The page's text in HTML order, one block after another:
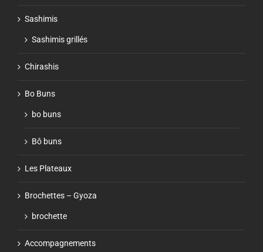
Sashimis
Sashimis grillés
Chirashis
Bo Buns
bo buns
Bô buns
Les Plateaux
Brochettes – Gyoza
brochette
Accompagnements